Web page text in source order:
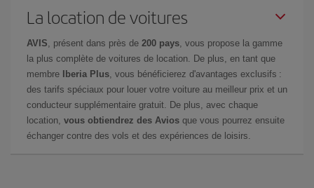
La location de voitures
AVIS , présent dans près de 200 pays , vous propose la gamme
la plus complète de voitures de location. De plus, en tant que
membre
Iberia Plus , vous bénéficierez d'avantages exclusifs :
des tarifs spéciaux pour louer votre voiture au meilleur prix et un
conducteur supplémentaire gratuit. De plus, avec chaque
location, vous obtiendrez des Avios que vous pourrez ensuite
échanger contre des vols et des expériences de loisirs.